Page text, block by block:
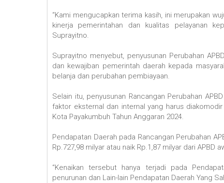
“Kami mengucapkan terima kasih, ini merupakan
kinerja pemerintahan dan kualitas pelayanan
Suprayitno.
Suprayitno menyebut, penyusunan Perubahan
dan kewajiban pemerintah daerah kepada
belanja dan perubahan pembiayaan.
Selain itu, penyusunan Rancangan Perubahan
faktor eksternal dan internal yang harus
Kota Payakumbuh Tahun Anggaran 2024.
Pendapatan Daerah pada Rancangan Perubahan
Rp.727,98 milyar atau naik Rp.1,87 milyar dari APBD
“Kenaikan tersebut hanya terjadi pada
penurunan dan Lain-lain Pendapatan Daerah Yang